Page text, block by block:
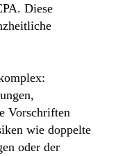
Diese
Vorschriften
wie doppelte
oder der